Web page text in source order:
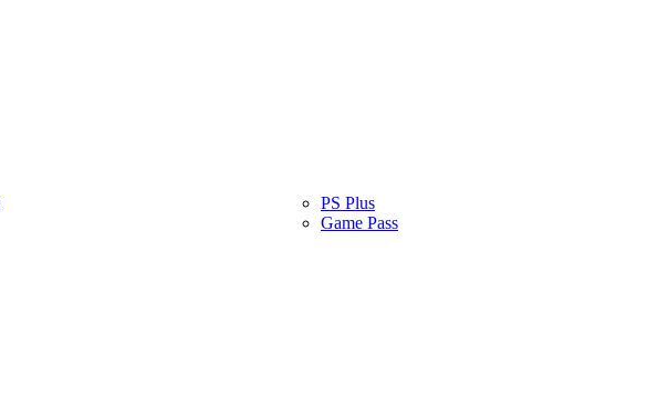
PS Plus
Game Pass